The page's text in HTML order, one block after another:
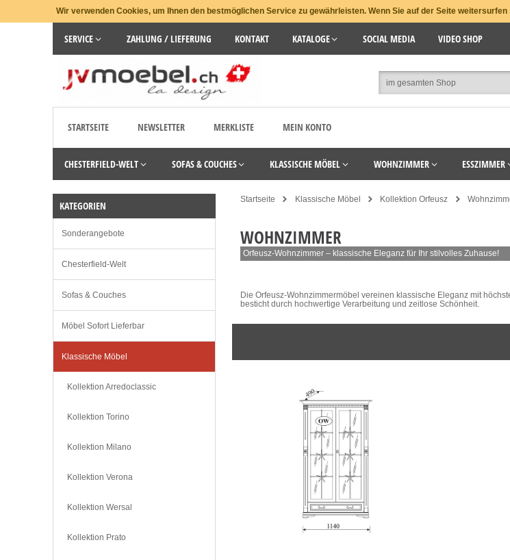
Wir verwenden Cookies, um Ihnen den bestmöglichen Service zu gewährleisten. Wenn Sie auf der Seite
SERVICE ZAHLUNG / LIEFERUNG KONTAKT KATALOGE SOCIAL MEDIA VIDEO SHOP
STARTSEITE NEWSLETTER MERKLISTE MEIN KONTO
CHESTERFIELD-WELT SOFAS & COUCHES KLASSISCHE MÖBEL WOHNZIMMER ESSZIMMER
Startseite Klassische Möbel Kollektion Orfeusz
WOHNZIMMER
Orfeusz-Wohnzimmer – klassische Eleganz für Ihr stilvolles Zuhause!
Die Orfeusz-Wohnzimmermöbel vereinen klassische Eleganz mit
besticht durch hochwertige Verarbeitung und zeitlose Schönheit.
KATEGORIEN
Sonderangebote
Chesterfield-Welt
Sofas & Couches
Möbel Sofort Lieferbar
Klassische Möbel
Kollektion Arredoclassic
Kollektion Torino
Kollektion Milano
Kollektion Verona
Kollektion Wersal
Kollektion Prato